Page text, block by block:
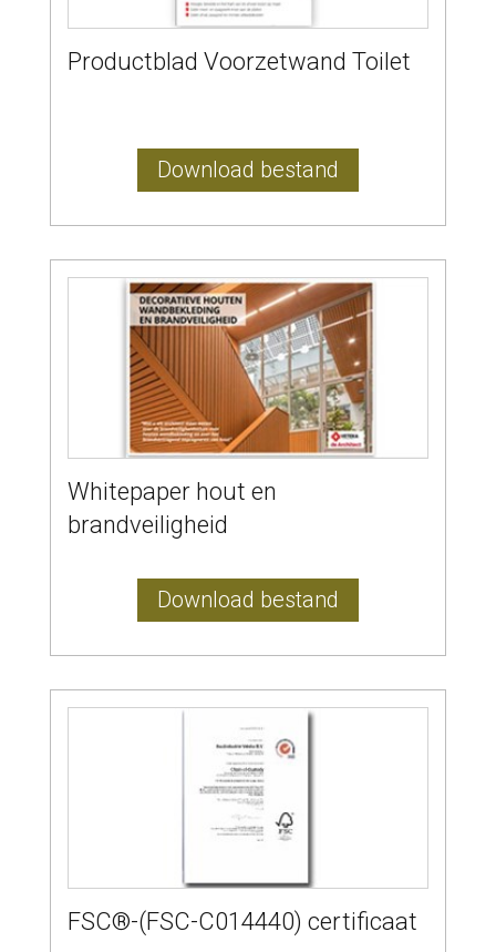
Productblad Voorzetwand Toilet
Download bestand
Whitepaper hout en
brandveiligheid
Download bestand
FSC®-(FSC-C014440) certificaat